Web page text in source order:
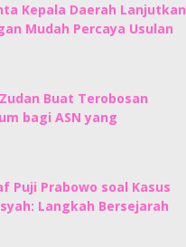
Kepala Daerah Lanjutkan
Mudah Percaya Usulan
Buat Terobosan
bagi ASN yang
Puji Prabowo soal Kasus
Langkah Bersejarah